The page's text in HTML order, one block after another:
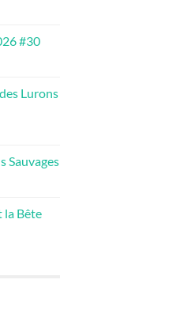
#30
Lurons
Sauvages
la Bête